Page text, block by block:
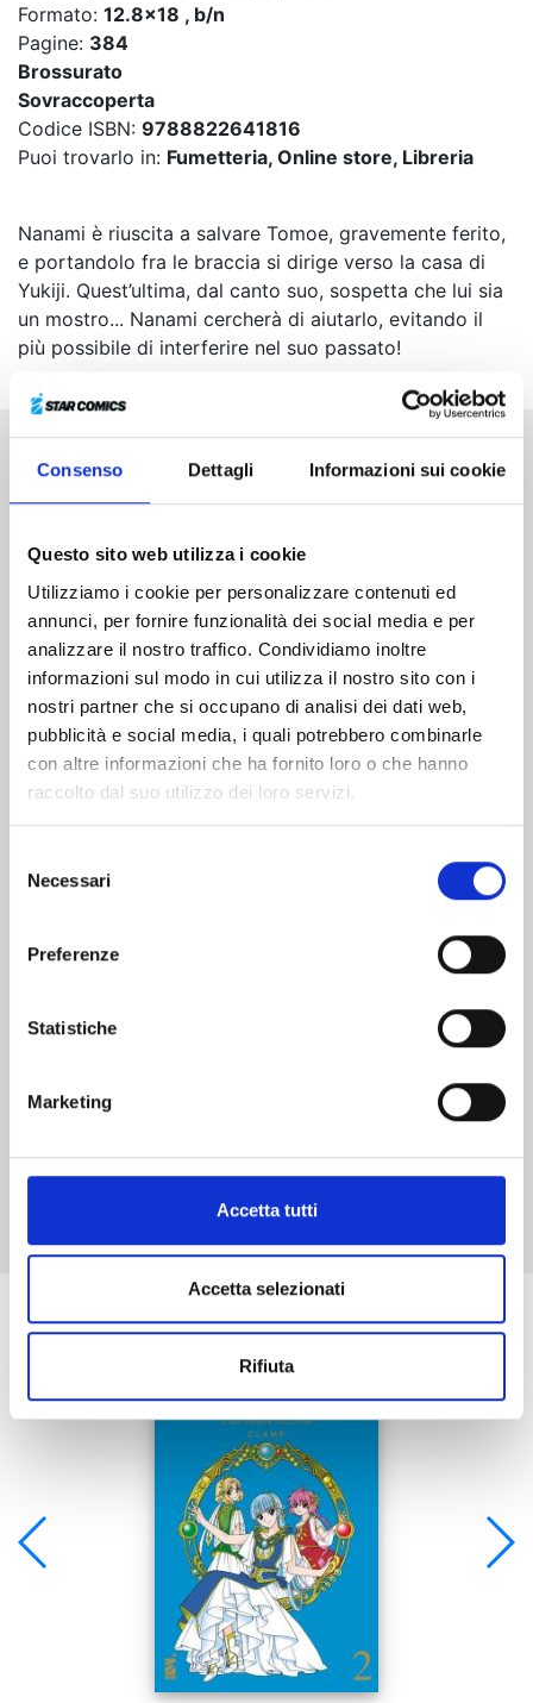
Consenso Dettagli Informazioni sui cookie
Questo sito web utilizza i cookie
Utilizziamo i cookie per personalizzare contenuti ed
annunci, per fornire funzionalità dei social media e per
analizzare il nostro traffico. Condividiamo inoltre
informazioni sul modo in cui utilizza il nostro sito con i
nostri partner che si occupano di analisi dei dati web,
pubblicità e social media, i quali potrebbero combinarle
con altre informazioni che ha fornito loro o che hanno
raccolto dal suo utilizzo dei loro servizi.
delNecessari
Preferenze
Statistiche
Marketing
Accetta tutti
Accetta selezionati
Rifiuta
Formato: 12.8x18 , b/n
Pagine: 384
Brossurato
Sovraccoperta
Codice ISBN: 9788822641816
Puoi trovarlo in: Fumetteria, Online store, Libreria
Nanami è riuscita a salvare Tomoe, gravemente ferito,
e portandolo fra le braccia si dirige verso la casa di
Yukiji. Quest’ultima, dal canto suo, sospetta che lui sia
un mostro... Nanami cercherà di aiutarlo, evitando il
più possibile di interferire nel suo passato!
Altri volumi della serie
KAMISAMA KISS NEW EDITION n. 13
Mostra tutto
Se ti è piaciuto prova anche: